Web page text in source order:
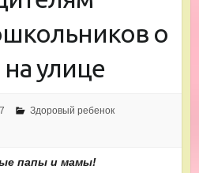
о
улице
Здоровый ребенок
папы и мамы!